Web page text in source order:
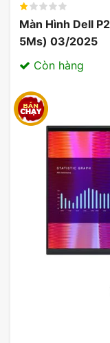
Màn Hình
Hiệu suất
Có thể nói, một
nhất của mọi
lại trải nghiệm
MSI MAG
hóa trải nghiệm
màn hình cập
trong cùng một
động trở nên
Lợi ích từ tần
Màn Hình Dell
5Ms) 03/2025
Còn hàng